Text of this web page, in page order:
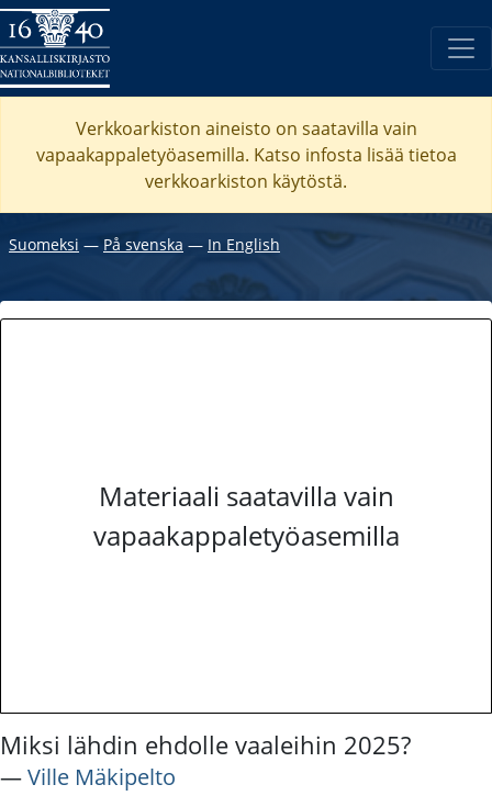
Verkkoarkiston aineisto on saatavilla vain
vapaakappaletyöasemilla. Katso infosta lisää tietoa
verkkoarkiston käytöstä.
Suomeksi ― På svenska ― In English
Materiaali saatavilla vain
vapaakappaletyöasemilla
Miksi lähdin ehdolle vaaleihin 2025?
―Ville Mäkipelto